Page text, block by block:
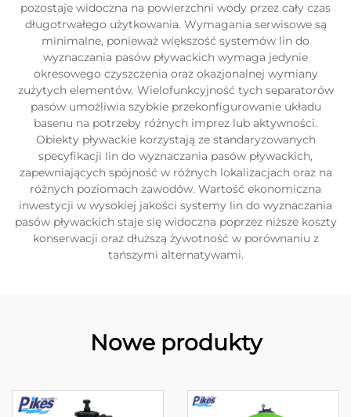
pozostaje widoczna na powierzchni wody przez cały czas
długotrwałego użytkowania. Wymagania serwisowe są
minimalne, ponieważ większość systemów lin do
wyznaczania pasów pływackich wymaga jedynie
okresowego czyszczenia oraz okazjonalnej wymiany
zużytych elementów. Wielofunkcyjność tych separatorów
pasów umożliwia szybkie przekonfigurowanie układu
basenu na potrzeby różnych imprez lub aktywności.
Obiekty pływackie korzystają ze standaryzowanych
specyfikacji lin do wyznaczania pasów pływackich,
zapewniających spójność w różnych lokalizacjach oraz na
różnych poziomach zawodów. Wartość ekonomiczna
inwestycji w wysokiej jakości systemy lin do wyznaczania
pasów pływackich staje się widoczna poprzez niższe koszty
konserwacji oraz dłuższą żywotność w porównaniu z
tańszymi alternatywami.
Nowe produkty